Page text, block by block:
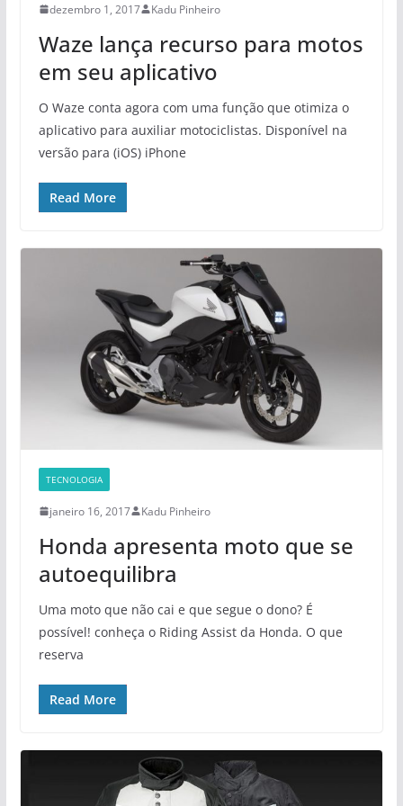
dezembro 1, 2017 Kadu Pinheiro
Waze lança recurso para motos
em seu aplicativo
O Waze conta agora com uma função que otimiza o
aplicativo para auxiliar motociclistas. Disponível na
versão para (iOS) iPhone
Read More
TECNOLOGIA
janeiro 16, 2017 Kadu Pinheiro
Honda apresenta moto que se
autoequilibra
Uma moto que não cai e que segue o dono? É
possível! conheça o Riding Assist da Honda. O que
reserva
Read More